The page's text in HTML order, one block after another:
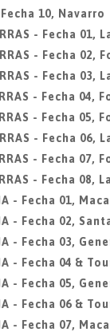
10, Navarro
- Fecha 01,
- Fecha
- Fecha 03,
- Fecha 04,
- Fecha 05,
- Fecha 06,
- Fecha 07,
- Fecha 08,
- Fecha 01,
- Fecha 02,
- Fecha 03,
- Fecha 04 &
- Fecha 05,
- Fecha 06 &
- Fecha 07,